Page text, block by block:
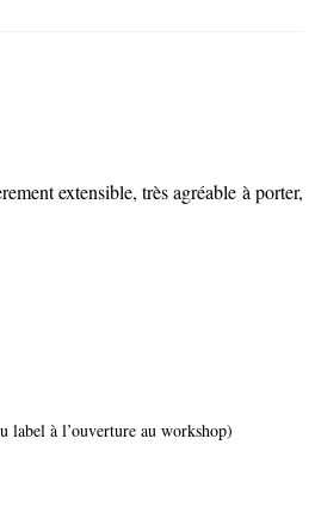
extensible, très agréable à porter,
label à l’ouverture au workshop)